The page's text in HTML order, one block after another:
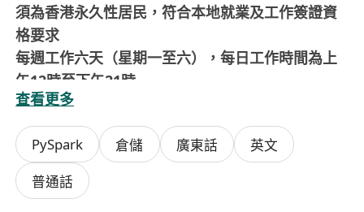
須為香港永久性居民，符合本地就業及工作簽證資
格要求
每週工作六天（星期一至六），每日工作時間為上
午12時至下午21時
福利
月薪範圍港幣16,000至18,000元，按經驗及能力而
定
提供交通津貼，減輕通勤負擔
查看更多
PySpark 倉儲 廣東話
英文
普通話